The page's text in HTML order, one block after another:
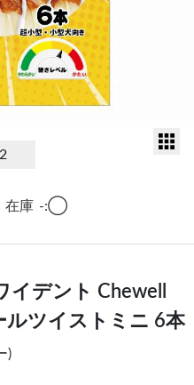
在庫 -:◯
イデント Chewell
ツイストミニ 6本
)